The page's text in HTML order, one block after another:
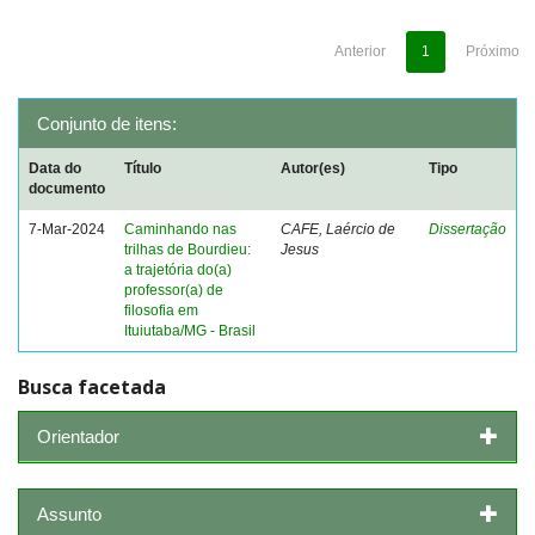
Anterior 1 Próximo
Conjunto de itens:
Data do
documento
Título Autor(es) Tipo
7-Mar-2024
Caminhando nas
trilhas de Bourdieu:
a trajetória do(a)
professor(a) de
filosofia em
Ituiutaba/MG - Brasil
CAFE, Laércio de
Jesus
Dissertação
Busca facetada
Orientador
Assunto